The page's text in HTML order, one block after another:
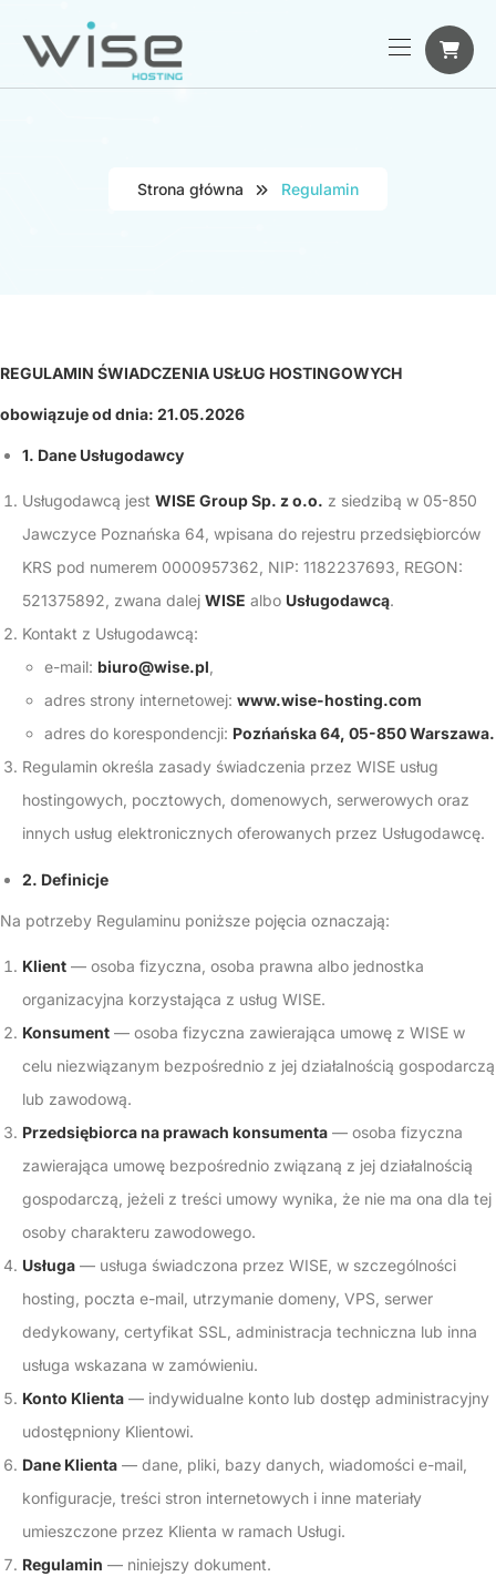
Strona główna Regulamin
REGULAMIN ŚWIADCZENIA USŁUG HOSTINGOWYCH
obowiązuje od dnia: 21.05.2026
1. Dane Usługodawcy
Usługodawcą jest WISE Group Sp. z o.o. z siedzibą w 05-850
Jawczyce Poznańska 64, wpisana do rejestru przedsiębiorców
KRS pod numerem 0000957362 , NIP: 1182237693, REGON:
521375892, zwana dalej WISE albo Usługodawcą.
Kontakt z Usługodawcą:
e-mail: biuro@wise.pl
adres strony internetowej: www.wise-hosting.com
adres do korespondencji: Pozńańska 64, 05-850 Warszawa.
Regulamin określa zasady świadczenia przez WISE usług
hostingowych, pocztowych, domenowych, serwerowych oraz
innych usług elektronicznych oferowanych przez Usługodawcę.
2. Definicje
Na potrzeby Regulaminu poniższe pojęcia oznaczają:
Klient — osoba fizyczna, osoba prawna albo jednostka
organizacyjna korzystająca z usług WISE.
Konsument — osoba fizyczna zawierająca umowę z WISE w
celu niezwiązanym bezpośrednio z jej działalnością gospodarczą
lub zawodową.
Przedsiębiorca na prawach konsumenta — osoba fizyczna
zawierająca umowę bezpośrednio związaną z jej działalnością
gospodarczą, jeżeli z treści umowy wynika, że nie ma ona dla tej
osoby charakteru zawodowego.
Usługa — usługa świadczona przez WISE, w szczególności
hosting, poczta e-mail, utrzymanie domeny, VPS, serwer
dedykowany, certyfikat SSL, administracja techniczna lub inna
usługa wskazana w zamówieniu.
Konto Klienta — indywidualne konto lub dostęp administracyjny
udostępniony Klientowi.
Dane Klienta — dane, pliki, bazy danych, wiadomości e-mail,
konfiguracje, treści stron internetowych i inne materiały
umieszczone przez Klienta w ramach Usługi.
Regulamin — niniejszy dokument.